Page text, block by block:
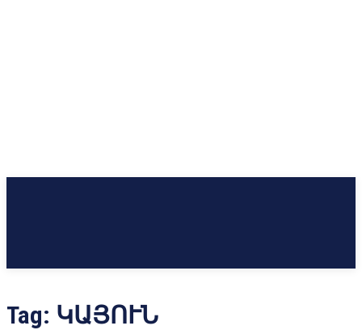
Tag: ԿԱՅՈՒՆ